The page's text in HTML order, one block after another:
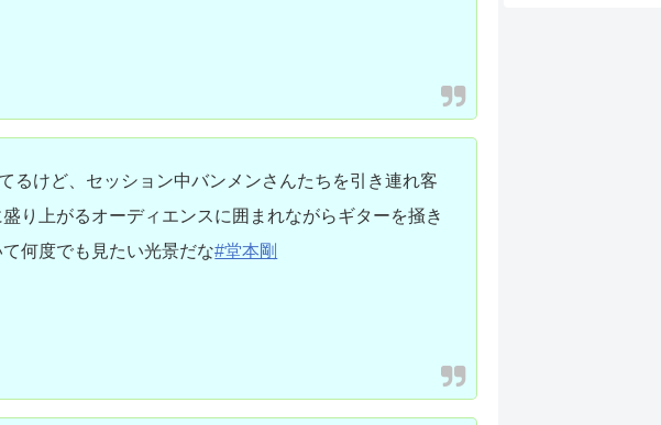
るけど、セッション中バンメンさんたちを引き連れ客
り上がるオーディエンスに囲まれながらギターを掻き
何度でも見たい光景だな#堂本剛